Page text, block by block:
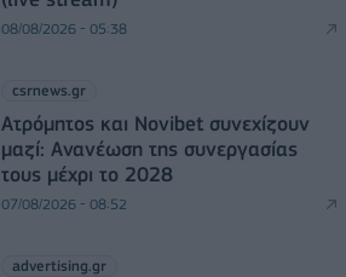
08/08/2026 - 05:38
csrnews.gr
Ατρόμητος και Novibet συνεχίζουν
μαζί: Ανανέωση της συνεργασίας
τους μέχρι το 2028
07/08/2026 - 08:52
advertising.gr